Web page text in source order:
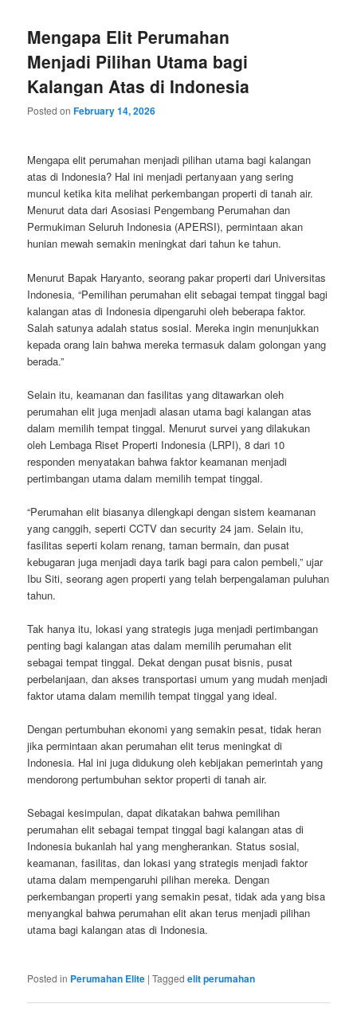
Mengapa Elit Perumahan
Menjadi Pilihan Utama bagi
Kalangan Atas di Indonesia
Posted onFebruary 14, 2026
Mengapa elit perumahan menjadi pilihan utama bagi kalangan
atas di Indonesia? Hal ini menjadi pertanyaan yang sering
muncul ketika kita melihat perkembangan properti di tanah air.
Menurut data dari Asosiasi Pengembang Perumahan dan
Permukiman Seluruh Indonesia (APERSI), permintaan akan
hunian mewah semakin meningkat dari tahun ke tahun.
Menurut Bapak Haryanto, seorang pakar properti dari Universitas
Indonesia, “Pemilihan perumahan elit sebagai tempat tinggal bagi
kalangan atas di Indonesia dipengaruhi oleh beberapa faktor.
Salah satunya adalah status sosial. Mereka ingin menunjukkan
kepada orang lain bahwa mereka termasuk dalam golongan yang
berada.”
Selain itu, keamanan dan fasilitas yang ditawarkan oleh
perumahan elit juga menjadi alasan utama bagi kalangan atas
dalam memilih tempat tinggal. Menurut survei yang dilakukan
oleh Lembaga Riset Properti Indonesia (LRPI), 8 dari 10
responden menyatakan bahwa faktor keamanan menjadi
pertimbangan utama dalam memilih tempat tinggal.
“Perumahan elit biasanya dilengkapi dengan sistem keamanan
yang canggih, seperti CCTV dan security 24 jam. Selain itu,
fasilitas seperti kolam renang, taman bermain, dan pusat
kebugaran juga menjadi daya tarik bagi para calon pembeli,” ujar
Ibu Siti, seorang agen properti yang telah berpengalaman puluhan
tahun.
Tak hanya itu, lokasi yang strategis juga menjadi pertimbangan
penting bagi kalangan atas dalam memilih perumahan elit
sebagai tempat tinggal. Dekat dengan pusat bisnis, pusat
perbelanjaan, dan akses transportasi umum yang mudah menjadi
faktor utama dalam memilih tempat tinggal yang ideal.
Dengan pertumbuhan ekonomi yang semakin pesat, tidak heran
jika permintaan akan perumahan elit terus meningkat di
Indonesia. Hal ini juga didukung oleh kebijakan pemerintah yang
mendorong pertumbuhan sektor properti di tanah air.
Sebagai kesimpulan, dapat dikatakan bahwa pemilihan
perumahan elit sebagai tempat tinggal bagi kalangan atas di
Indonesia bukanlah hal yang mengherankan. Status sosial,
keamanan, fasilitas, dan lokasi yang strategis menjadi faktor
utama dalam mempengaruhi pilihan mereka. Dengan
perkembangan properti yang semakin pesat, tidak ada yang bisa
menyangkal bahwa perumahan elit akan terus menjadi pilihan
utama bagi kalangan atas di Indonesia.
Posted in Perumahan Elite |Tagged elit perumahan